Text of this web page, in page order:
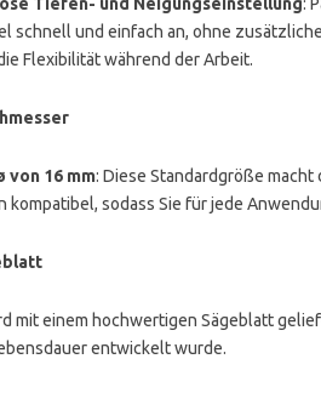
schnell und einfach an, ohne
Flexibilität während der Arbeit.
von 16 mm: Diese Standardgröße
kompatibel, sodass Sie für jede
mit einem hochwertigen Sägeblatt
entwickelt wurde.